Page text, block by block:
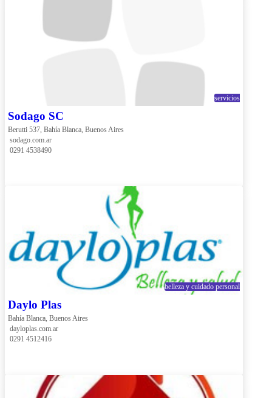
servicios
Sodago SC
Berutti 537, Bahía Blanca, Buenos Aires
sodago.com.ar
0291 4538490
belleza y cuidado personal
Daylo Plas
Bahía Blanca, Buenos Aires
dayloplas.com.ar
0291 4512416